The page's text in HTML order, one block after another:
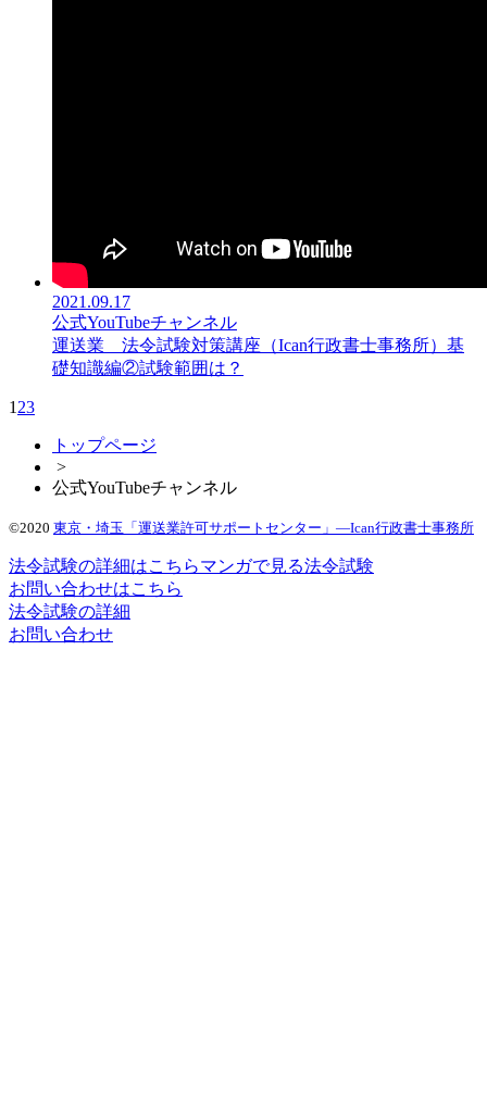
2021.09.17
公式YouTubeチャンネル
運送業 法令試験対策講座（Ican行政書士事務所）基
礎知識編②試験範囲は？
1 23
トップページ
>
公式YouTubeチャンネル
©2020 東京・埼玉「運送業許可サポートセンター」―Ican行政書士事務所
法令試験の詳細はこちらマンガで見る法令試験
お問い合わせはこちら
法令試験の詳細
お問い合わせ